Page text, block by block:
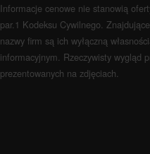
Informacje cenowe nie stanowią
par.1 Kodeksu Cywilnego.
nazwy firm są ich wyłączną
informacyjnym. Rzeczywisty wygląd
prezentowanych na zdjęciach.